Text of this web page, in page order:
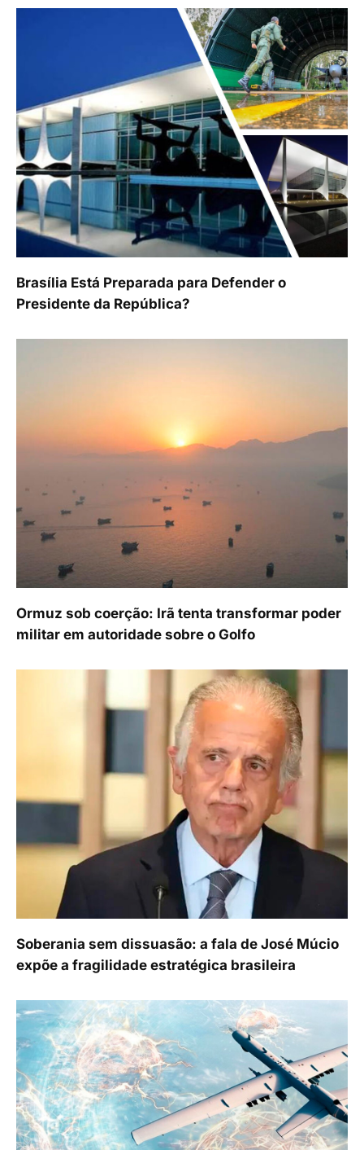
Brasília Está Preparada para Defender o
Presidente da República?
Ormuz sob coerção: Irã tenta transformar poder
militar em autoridade sobre o Golfo
Soberania sem dissuasão: a fala de José Múcio
expõe a fragilidade estratégica brasileira